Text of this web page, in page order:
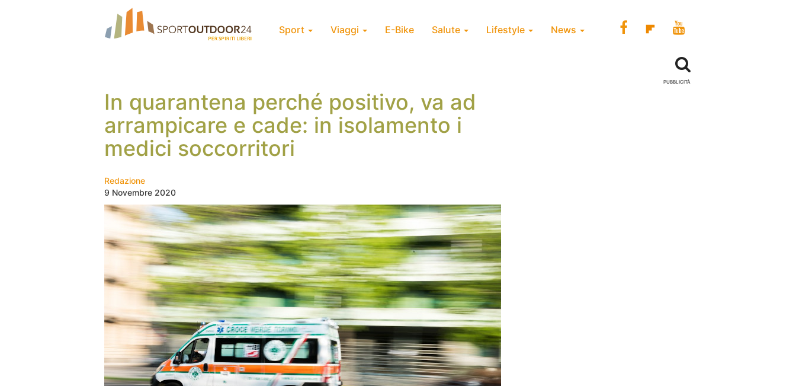
Sport Viaggi E-Bike Salute Lifestyle News
In quarantena perché positivo, va ad
arrampicare e cade: in isolamento i
medici soccorritori
Redazione
9 Novembre 2020
PUBBLICITÀ